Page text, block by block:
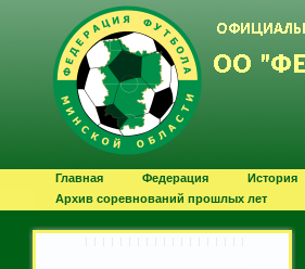
Главная Федерация История
Архив соревнований прошлых лет